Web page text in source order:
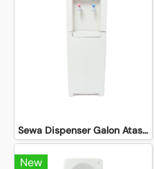
Sewa Dispenser Galon Atas Linea | PT Baja Putih
New